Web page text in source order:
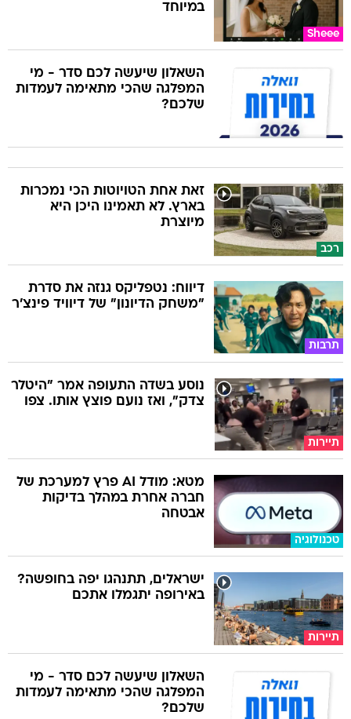
Sheee
במיוחד
השאלון שיעשה לכם סדר - מי
המפלגה שהכי מתאימה לעמדות
שלכם?
רכב
זאת אחת הטויוטות הכי נמכרות
בארץ. לא תאמינו היכן היא
מיוצרת
תרבות
דיווח: נטפליקס גנזה את סדרת
"משחק הדיונון" של דיוויד פינצ'ר
תיירות
נוסע בשדה התעופה אמר "היטלר
צדק", ואז נועם פוצץ אותו. צפו
טכנולוגיה
מטא: מודל AI פרץ למערכת של
חברה אחרת במהלך בדיקות
אבטחה
תיירות
ישראלים, תתנהגו יפה בחופשה?
באירופה יתגמלו אתכם
השאלון שיעשה לכם סדר - מי
המפלגה שהכי מתאימה לעמדות
שלכם?